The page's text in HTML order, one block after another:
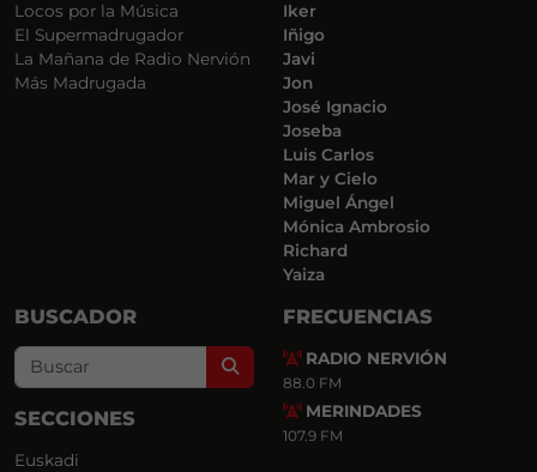
Locos por la Música
El Supermadrugador
La Mañana de Radio Nervión
Más Madrugada
Iker
Iñigo
Javi
Jon
José Ignacio
Joseba
Luis Carlos
Mar y Cielo
Miguel Ángel
Mónica Ambrosio
Richard
Yaiza
BUSCADOR
Search
SECCIONES
Euskadi
FRECUENCIAS
RADIO NERVIÓN
88.0 FM
MERINDADES
107.9 FM